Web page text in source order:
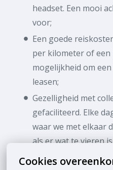
Cookies
headset. Een mooi
voor;
Een goede
per kilometer of een
mogelijkheid om
leasen;
Gezelligheid met
gefaciliteerd. Elke
waar we met elkaar
als er wat te vieren
we iedere maand